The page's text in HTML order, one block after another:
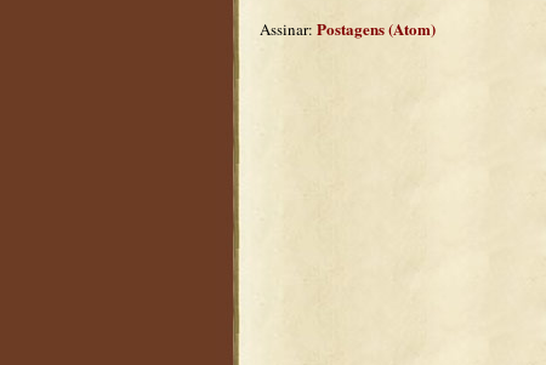
Assinar: Postagens (Atom)